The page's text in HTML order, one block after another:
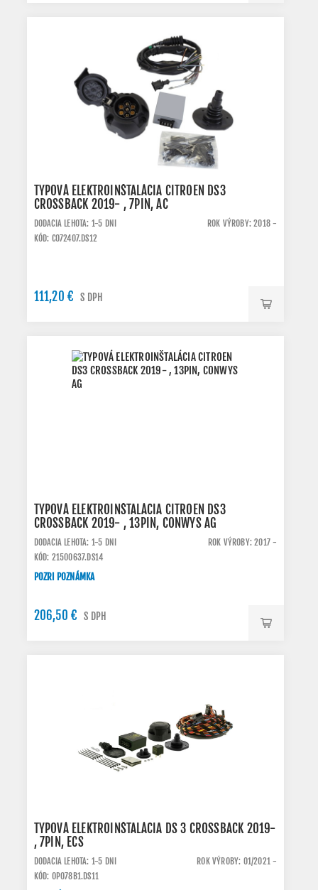
TYPOVÁ ELEKTROINŠTALÁCIA CITROEN DS3
CROSSBACK 2019- , 7PIN, AC
DODACIA LEHOTA: 1-5 DNI
ROK VÝROBY: 2018 -
KÓD: C072407.DS12
111,20 € S DPH
TYPOVÁ ELEKTROINŠTALÁCIA CITROEN DS3
CROSSBACK 2019- , 13PIN, CONWYS AG
DODACIA LEHOTA: 1-5 DNI
ROK VÝROBY: 2017 -
KÓD: 21500637.DS14
POZRI POZNÁMKA
206,50 € S DPH
TYPOVÁ ELEKTROINŠTALÁCIA DS 3 CROSSBACK 2019-
, 7PIN, ECS
DODACIA LEHOTA: 1-5 DNI
ROK VÝROBY: 01/2021 -
KÓD: OP078B1.DS11